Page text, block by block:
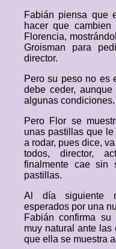
Fabián piensa que
hacer que
Florencia,
Groisman para
director.
Pero su peso no es
debe ceder,
algunas condiciones.
Pero Flor se
unas pastillas que
a rodar, pues dice,
todos, director,
finalmente cae sin
pastillas.
Al día siguiente
esperados por una
Fabián confirma su
muy natural ante las
que ella se muestra